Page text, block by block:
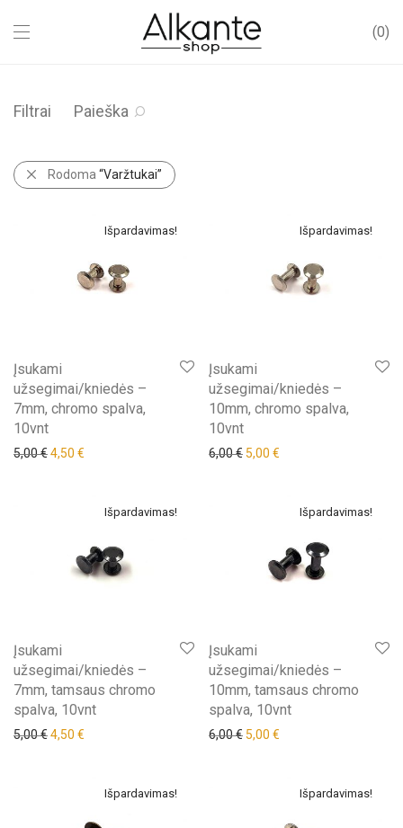
0
Filtrai Paieška
Rodoma “Varžtukai”
Išpardavimas!
Įsukami
užsegimai/kniedės –
7mm, chromo spalva,
10vnt
5,00€Original price was: 5,00 €.
4,50 € Current price is: 4,50 €.
Išpardavimas!
Įsukami
užsegimai/kniedės –
10mm, chromo spalva,
10vnt
6,00€ Original price was: 6,00 €.
5,00 €
Išpardavimas!
Įsukami
užsegimai/kniedės –
7mm, tamsaus chromo
spalva, 10vnt
5,00€Original price was: 5,00 €.
4,50 € Current price is: 4,50 €.
Išpardavimas!
Įsukami
užsegimai/kniedės –
10mm, tamsaus chromo
spalva, 10vnt
6,00€ Original price was: 6,00 €.
5,00 €
Išpardavimas! Išpardavimas!